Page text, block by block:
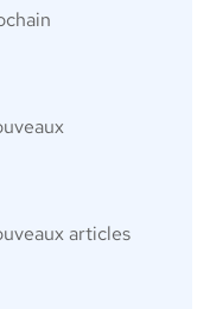
articles